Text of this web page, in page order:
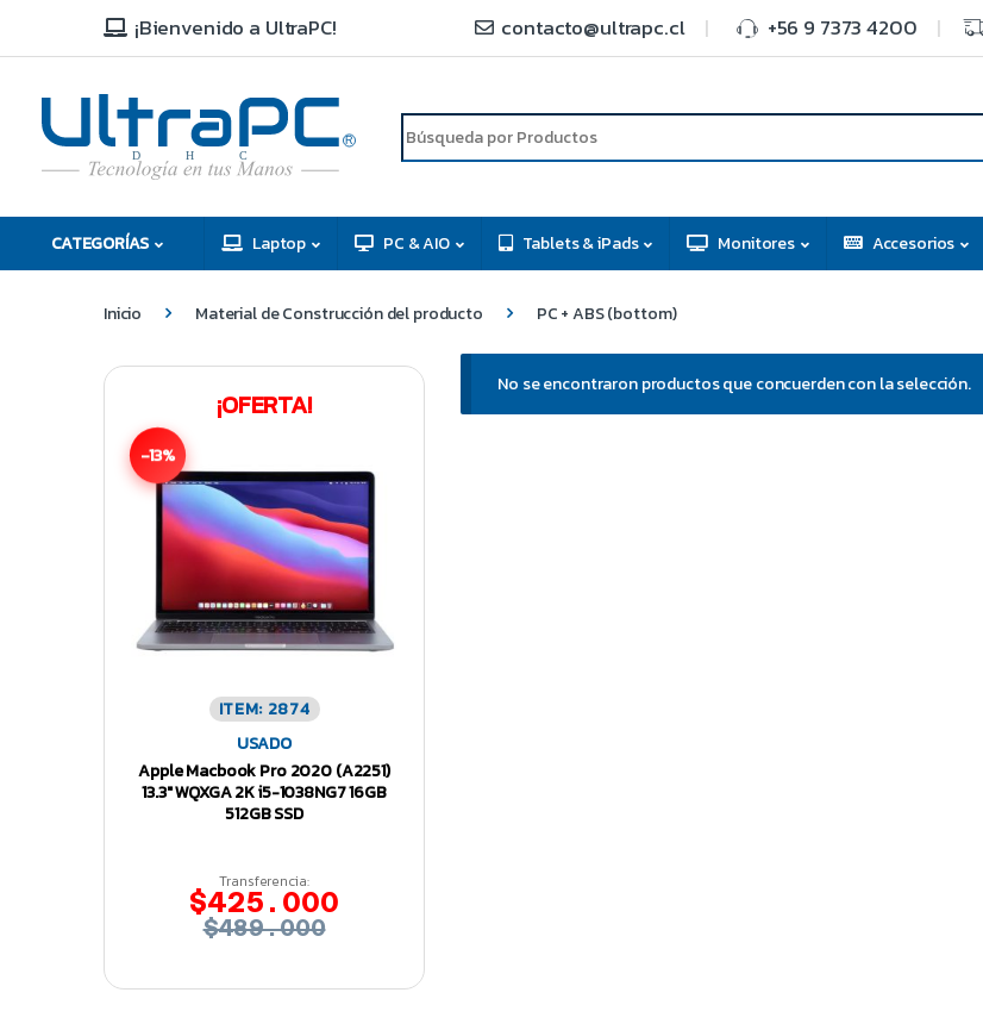
¡Bienvenido a UltraPC! contacto@ultrapc.cl +56 9 7373 4200
C
H
D
R
CATEGORÍAS Laptop PC & AIO Tablets & iPads Monitores Accesorios
Inicio Material de Construcción del producto PC + ABS (bottom)
No se encontraron productos que concuerden con la selección.
¡OFERTA!
-13%
ITEM: 2874
USADO
Apple Macbook Pro 2020 (A2251)
13.3″ WQXGA 2K i5-1038NG7 16GB
512GB SSD
Transferencia:
$425.000
$489.000